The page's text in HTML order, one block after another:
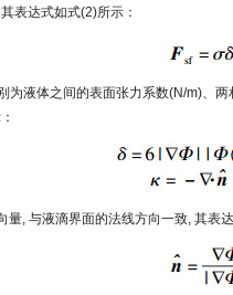
表达式如式(2)所示：
为液体之间的表面张力系数(N/m)、
量, 与液滴界面的法线方向一致, 其表